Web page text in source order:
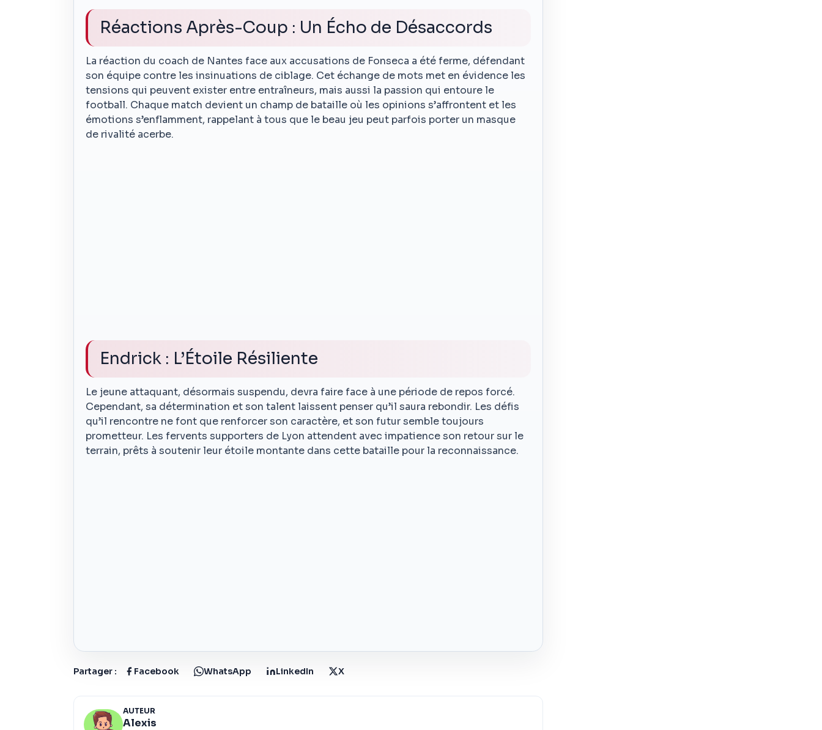
Réactions Après-Coup : Un Écho de Désaccords
La réaction du coach de Nantes face aux accusations de Fonseca a été ferme, défendant
son équipe contre les insinuations de ciblage. Cet échange de mots met en évidence les
tensions qui peuvent exister entre entraîneurs, mais aussi la passion qui entoure le
football. Chaque match devient un champ de bataille où les opinions s’affrontent et les
émotions s’enflamment, rappelant à tous que le beau jeu peut parfois porter un masque
de rivalité acerbe.
Endrick : L’Étoile Résiliente
Le jeune attaquant, désormais suspendu, devra faire face à une période de repos forcé.
Cependant, sa détermination et son talent laissent penser qu’il saura rebondir. Les défis
qu’il rencontre ne font que renforcer son caractère, et son futur semble toujours
prometteur. Les fervents supporters de Lyon attendent avec impatience son retour sur le
terrain, prêts à soutenir leur étoile montante dans cette bataille pour la reconnaissance.
Partager : Facebook WhatsApp LinkedIn X
AUTEUR
Alexis